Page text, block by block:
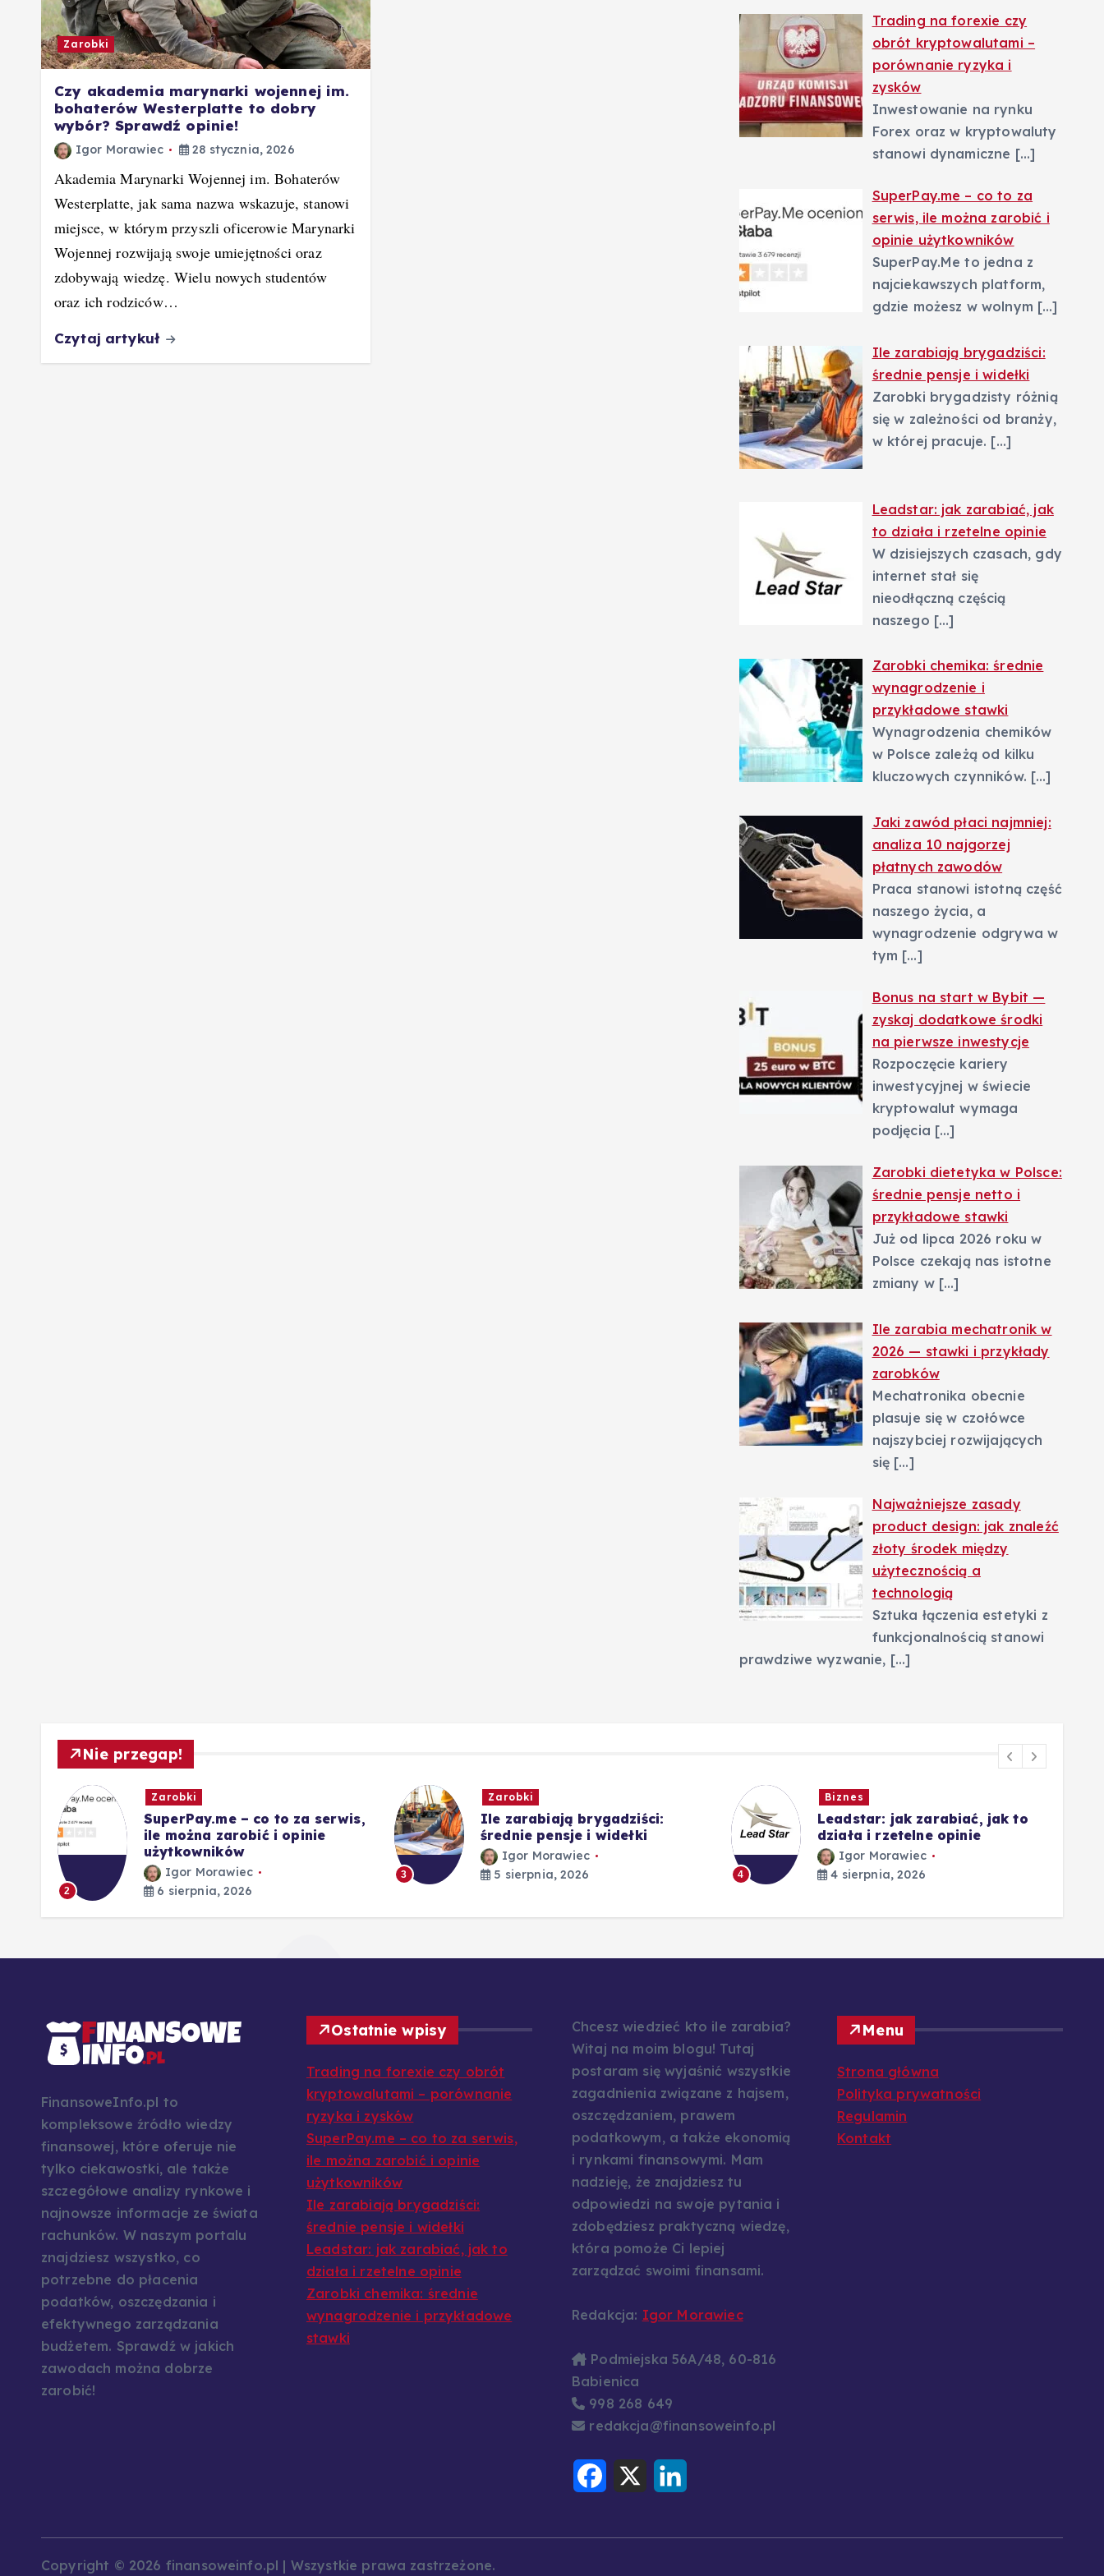
Zarobki
Czy akademia marynarki wojennej im.
bohaterów Westerplatte to dobry
wybór? Sprawdź opinie!
Igor Morawiec 28 stycznia, 2026
Akademia Marynarki Wojennej im. Bohaterów
Westerplatte, jak sama nazwa wskazuje, stanowi
miejsce, w którym przyszli oficerowie Marynarki
Wojennej rozwijają swoje umiejętności oraz
zdobywają wiedzę. Wielu nowych studentów
oraz ich rodziców…
Czytaj artykuł
Trading na forexie czy
obrót kryptowalutami –
porównanie ryzyka i
zysków
Inwestowanie na rynku
Forex oraz w kryptowaluty
stanowi dynamiczne […]
SuperPay.me – co to za
serwis, ile można zarobić i
opinie użytkowników
SuperPay.Me to jedna z
najciekawszych platform,
gdzie możesz w wolnym […]
Ile zarabiają brygadziści:
średnie pensje i widełki
Zarobki brygadzisty różnią
się w zależności od branży,
w której pracuje. […]
Leadstar: jak zarabiać, jak
to działa i rzetelne opinie
W dzisiejszych czasach, gdy
internet stał się
nieodłączną częścią
naszego […]
Zarobki chemika: średnie
wynagrodzenie i
przykładowe stawki
Wynagrodzenia chemików
w Polsce zależą od kilku
kluczowych czynników. […]
Jaki zawód płaci najmniej:
analiza 10 najgorzej
płatnych zawodów
Praca stanowi istotną część
naszego życia, a
wynagrodzenie odgrywa w
tym […]
Bonus na start w Bybit —
zyskaj dodatkowe środki
na pierwsze inwestycje
Rozpoczęcie kariery
inwestycyjnej w świecie
kryptowalut wymaga
podjęcia […]
Zarobki dietetyka w Polsce:
średnie pensje netto i
przykładowe stawki
Już od lipca 2026 roku w
Polsce czekają nas istotne
zmiany w […]
Ile zarabia mechatronik w
2026 — stawki i przykłady
zarobków
Mechatronika obecnie
plasuje się w czołówce
najszybciej rozwijających
się […]
Najważniejsze zasady
product design: jak znaleźć
złoty środek między
użytecznością a
technologią
Sztuka łączenia estetyki z
funkcjonalnością stanowi
prawdziwe wyzwanie, […]
Nie przegap!
2
Zarobki
SuperPay.me – co to za serwis,
ile można zarobić i opinie
użytkowników
Igor Morawiec
6 sierpnia, 2026
3
Zarobki
Ile zarabiają brygadziści:
średnie pensje i widełki
Igor Morawiec
5 sierpnia, 2026
4
Biznes
Leadstar: jak zarabiać, jak to
działa i rzetelne opinie
Igor Morawiec
4 sierpnia, 2026
FinansoweInfo.pl to
kompleksowe źródło wiedzy
finansowej, które oferuje nie
tylko ciekawostki, ale także
szczegółowe analizy rynkowe i
najnowsze informacje ze świata
rachunków. W naszym portalu
znajdziesz wszystko, co
potrzebne do płacenia
podatków, oszczędzania i
efektywnego zarządzania
budżetem. Sprawdź w jakich
zawodach można dobrze
zarobić!
Ostatnie wpisy
Trading na forexie czy obrót
kryptowalutami – porównanie
ryzyka i zysków
SuperPay.me – co to za serwis,
ile można zarobić i opinie
użytkowników
Ile zarabiają brygadziści:
średnie pensje i widełki
Leadstar: jak zarabiać, jak to
działa i rzetelne opinie
Zarobki chemika: średnie
wynagrodzenie i przykładowe
stawki
Chcesz wiedzieć kto ile zarabia?
Witaj na moim blogu! Tutaj
postaram się wyjaśnić wszystkie
zagadnienia związane z hajsem,
oszczędzaniem, prawem
podatkowym, a także ekonomią
i rynkami finansowymi. Mam
nadzieję, że znajdziesz tu
odpowiedzi na swoje pytania i
zdobędziesz praktyczną wiedzę,
która pomoże Ci lepiej
zarządzać swoimi finansami.
Redakcja: Igor Morawiec
Podmiejska 56A/48, 60-816
Babienica
998 268 649
redakcja@finansoweinfo.pl
F
c
X
Menu
Strona główna
Polityka prywatności
Regulamin
Kontakt
Copyright © 2026 finansoweinfo.pl | Wszystkie prawa zastrzeżone.